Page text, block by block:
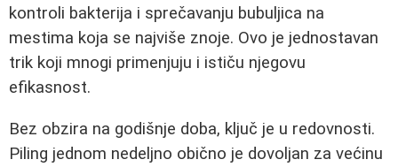
kontroli bakterija i sprečavanju bubuljica na
mestima koja se najviše znoje. Ovo je jednostavan
trik koji mnogi primenjuju i ističu njegovu
efikasnost.
Bez obzira na godišnje doba, ključ je u redovnosti.
Piling jednom nedeljno obično je dovoljan za većinu